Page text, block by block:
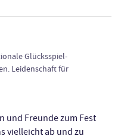
Glücksspiel-
Leidenschaft für
und Freunde zum Fest
vielleicht ab und zu